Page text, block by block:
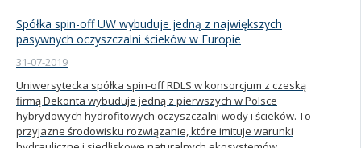
Spółka spin-off UW wybuduje jedną z największych
pasywnych oczyszczalni ścieków w Europie
31-07-2019
Uniwersytecka spółka spin-off RDLS w konsorcjum z czeską
firmą Dekonta wybuduje jedną z pierwszych w Polsce
hybrydowych hydrofitowych oczyszczalni wody i ścieków. To
przyjazne środowisku rozwiązanie, które imituje warunki